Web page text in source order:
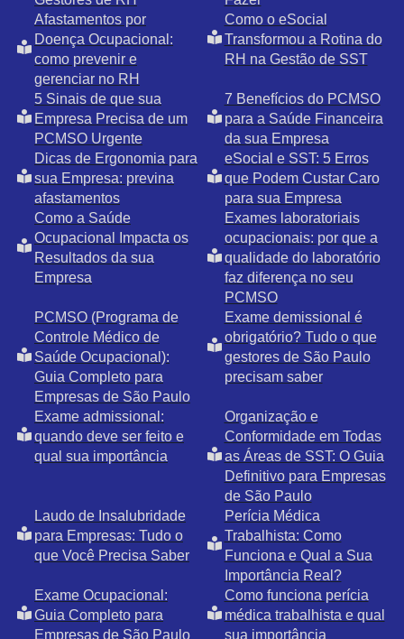
Afastamentos por
Doença Ocupacional:
como prevenir e
gerenciar no RH
Como o eSocial
Transformou a Rotina do
RH na Gestão de SST
5 Sinais de que sua
Empresa Precisa de um
PCMSO Urgente
7 Benefícios do PCMSO
para a Saúde Financeira
da sua Empresa
Dicas de Ergonomia para
sua Empresa: previna
afastamentos
eSocial e SST: 5 Erros
que Podem Custar Caro
para sua Empresa
Como a Saúde
Ocupacional Impacta os
Resultados da sua
Empresa
Exames laboratoriais
ocupacionais: por que a
qualidade do laboratório
faz diferença no seu
PCMSO
PCMSO (Programa de
Controle Médico de
Saúde Ocupacional):
Guia Completo para
Empresas de São Paulo
Exame demissional é
obrigatório? Tudo o que
gestores de São Paulo
precisam saber
Exame admissional:
quando deve ser feito e
qual sua importância
Organização e
Conformidade em Todas
as Áreas de SST: O Guia
Definitivo para Empresas
de São Paulo
Laudo de Insalubridade
para Empresas: Tudo o
que Você Precisa Saber
Perícia Médica
Trabalhista: Como
Funciona e Qual a Sua
Importância Real?
Exame Ocupacional:
Guia Completo para
Empresas de São Paulo
Como funciona perícia
médica trabalhista e qual
sua importância